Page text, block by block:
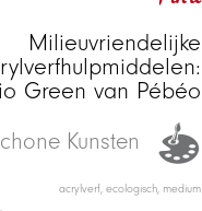
Milieuvriendelijke
Green van Pébéo
Kunsten
acrylverf, ecologisch, medium